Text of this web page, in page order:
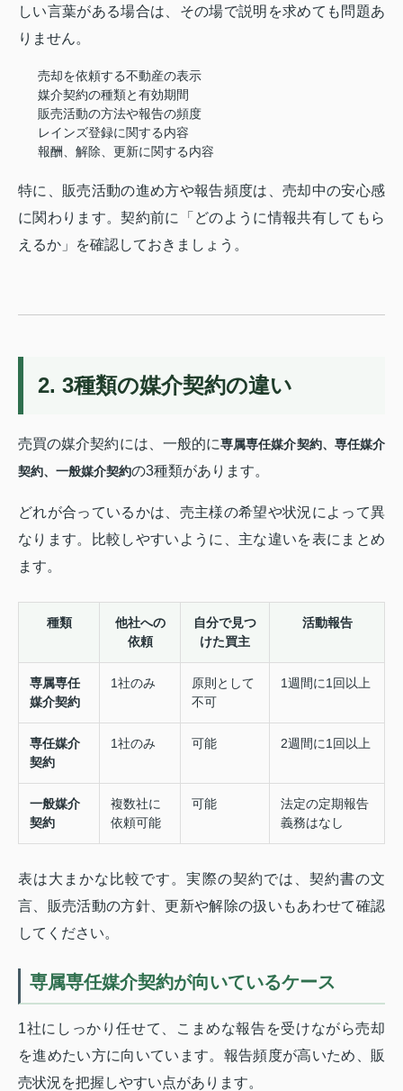
しい言葉がある場合は、その場で説明を求めても問題あ
りません。
売却を依頼する不動産の表示
媒介契約の種類と有効期間
販売活動の方法や報告の頻度
レインズ登録に関する内容
報酬、解除、更新に関する内容
特に、販売活動の進め方や報告頻度は、売却中の安心感
に関わります。契約前に「どのように情報共有してもら
えるか」を確認しておきましょう。
2. 3種類の媒介契約の違い
売買の媒介契約には、一般的に専属専任媒介契約、専任媒介
契約、一般媒介契約の3種類があります。
どれが合っているかは、売主様の希望や状況によって異
なります。比較しやすいように、主な違いを表にまとめ
ます。
種類
他社への
依頼
自分で見つ
けた買主
活動報告
専属専任
媒介契約
1社のみ
原則として
不可
1週間に1回以上
専任媒介
契約
1社のみ 可能 2週間に1回以上
一般媒介
契約
複数社に
依頼可能
可能
法定の定期報告
義務はなし
表は大まかな比較です。実際の契約では、契約書の文
言、販売活動の方針、更新や解除の扱いもあわせて確認
してください。
専属専任媒介契約が向いているケース
1社にしっかり任せて、こまめな報告を受けながら売却
を進めたい方に向いています。報告頻度が高いため、販
売状況を把握しやすい点があります。